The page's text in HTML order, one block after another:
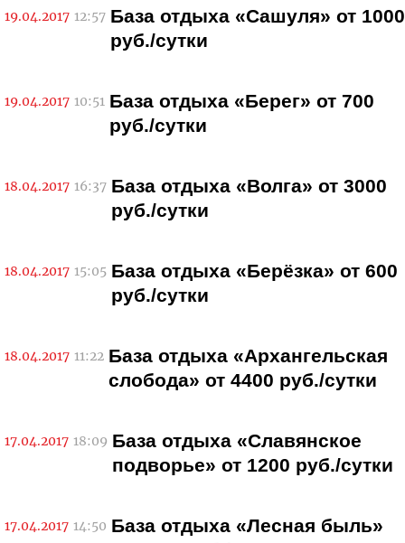
19.04.2017 12:57 База отдыха «Сашуля» от 1000
руб./сутки
19.04.2017 10:51 База отдыха «Берег» от 700
руб./сутки
18.04.2017 16:37 База отдыха «Волга» от 3000
руб./сутки
18.04.2017 15:05 База отдыха «Берёзка» от 600
руб./сутки
18.04.2017 11:22 База отдыха «Архангельская
слобода» от 4400 руб./сутки
17.04.2017 18:09 База отдыха «Славянское
подворье» от 1200 руб./сутки
17.04.2017 14:50 База отдыха «Лесная быль»